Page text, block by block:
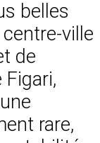
belles
ville
de
Figari,
rare,